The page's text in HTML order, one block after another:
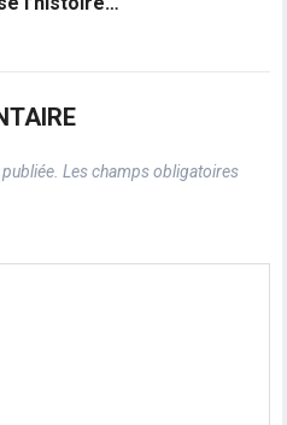
Les champs obligatoires